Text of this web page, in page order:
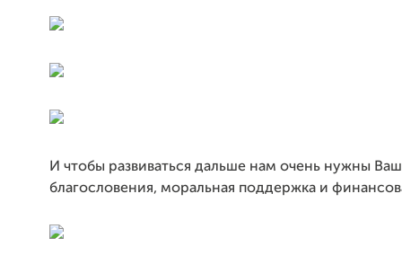
И чтобы развиваться дальше нам очень нужны
благословения, моральная поддержка и